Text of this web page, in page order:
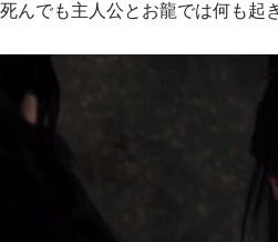
死んでも主人公とお龍では何も起